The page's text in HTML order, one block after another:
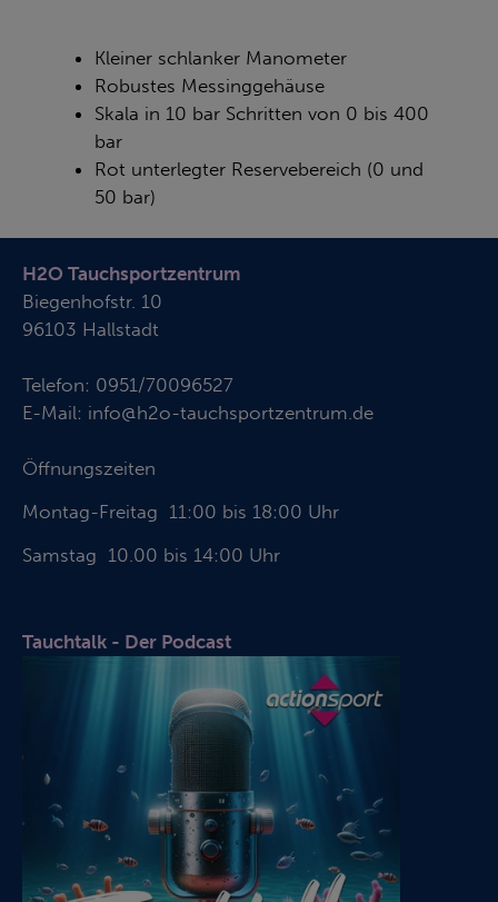
Kleiner schlanker Manometer
Robustes Messinggehäuse
Skala in 10 bar Schritten von 0 bis 400
bar
Rot unterlegter Reservebereich (0 und
50 bar)
H2O Tauchsportzentrum
Biegenhofstr. 10
96103 Hallstadt
Telefon: 0951/70096527
E-Mail: info@h2o-tauchsportzentrum.de
Öffnungszeiten
Montag-Freitag 11:00 bis 18:00 Uhr
Samstag 10.00 bis 14:00 Uhr
Tauchtalk - Der Podcast